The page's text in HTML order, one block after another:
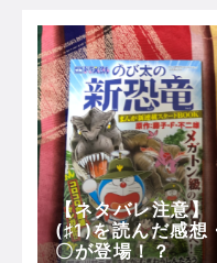
【ネタバレ注意】
(♯1)を読んだ感想
〇が登場！？